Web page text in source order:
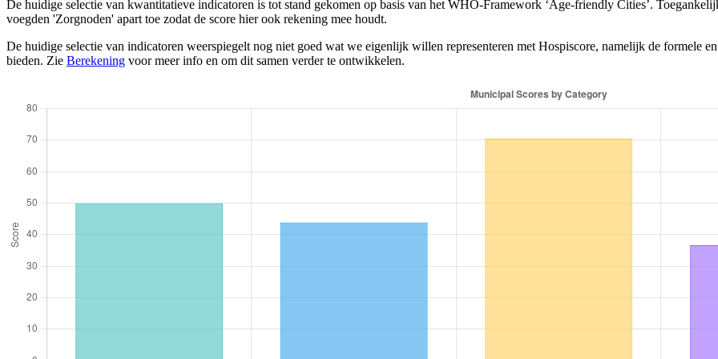
De huidige selectie van kwantitatieve indicatoren is tot stand gekomen op basis van het WHO-Framework ‘Age-friendly Cities’.
voegden 'Zorgnoden' apart toe zodat de score hier ook rekening mee houdt.
De huidige selectie van indicatoren weerspiegelt nog niet goed wat we eigenlijk willen representeren met Hospiscore, namelijk de formele
bieden. Zie Berekening voor meer info en om dit samen verder te ontwikkelen.